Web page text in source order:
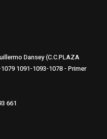
Dansey (C.C.PLAZA
1079 1091-1093-1078 - Primer
661